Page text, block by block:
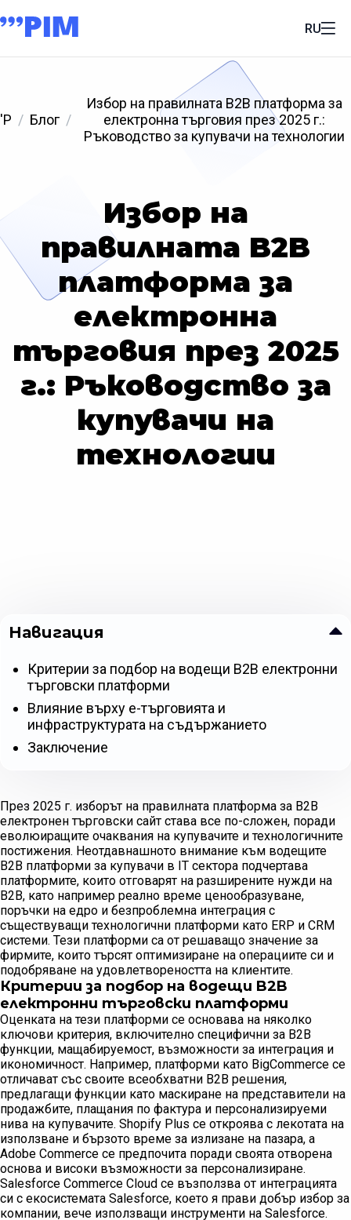
RU
'P Блог
Избор на правилната B2B платформа за
електронна търговия през 2025 г.:
Ръководство за купувачи на технологии
Избор на
правилната B2B
платформа за
електронна
търговия през 2025
г.: Ръководство за
купувачи на
технологии
През 2025 г. изборът на правилната платформа за B2B
електронен търговски сайт става все по-сложен, поради
еволюиращите очаквания на купувачите и технологичните
постижения. Неотдавнашното внимание към водещите
B2B платформи за купувачи в IT сектора подчертава
платформите, които отговарят на разширените нужди на
B2B, като например реално време ценообразуване,
поръчки на едро и безпроблемна интеграция с
съществуващи технологични платформи като ERP и CRM
системи. Тези платформи са от решаващо значение за
фирмите, които търсят оптимизиране на операциите си и
подобряване на удовлетвореността на клиентите.
Критерии за подбор на водещи B2B
електронни търговски платформи
Оценката на тези платформи се основава на няколко
ключови критерия, включително специфични за B2B
функции, мащабируемост, възможности за интеграция и
икономичност. Например, платформи като BigCommerce се
отличават със своите всеобхватни B2B решения,
предлагащи функции като маскиране на представители на
продажбите, плащания по фактура и персонализируеми
нива на купувачите. Shopify Plus се откроява с лекотата на
използване и бързото време за излизане на пазара, а
Adobe Commerce се предпочита поради своята отворена
основа и високи възможности за персонализиране.
Salesforce Commerce Cloud се възползва от интеграцията
си с екосистемата Salesforce, което я прави добър избор за
компании, вече използващи инструменти на Salesforce.
Навигация
Критерии за подбор на водещи B2B електронни
търговски платформи
Влияние върху е-търговията и
инфраструктурата на съдържанието
Заключение